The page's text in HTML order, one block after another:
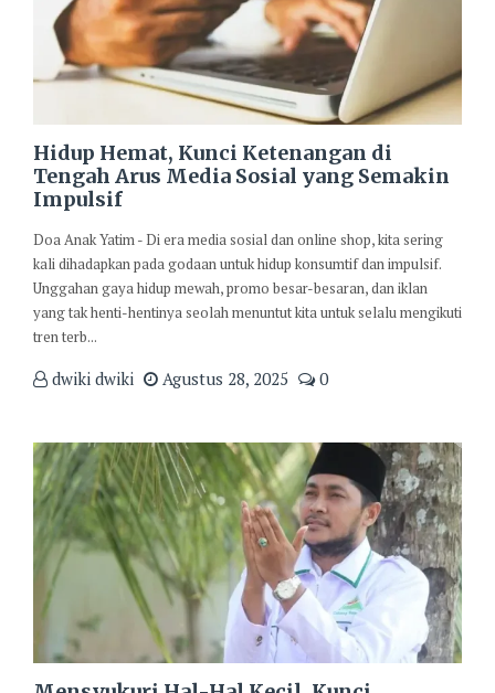
Hidup Hemat, Kunci Ketenangan di
Tengah Arus Media Sosial yang Semakin
Impulsif
Doa Anak Yatim - Di era media sosial dan online shop, kita sering
kali dihadapkan pada godaan untuk hidup konsumtif dan impulsif.
Unggahan gaya hidup mewah, promo besar-besaran, dan iklan
yang tak henti-hentinya seolah menuntut kita untuk selalu mengikuti
tren terb...
dwiki dwiki Agustus 28, 2025 0